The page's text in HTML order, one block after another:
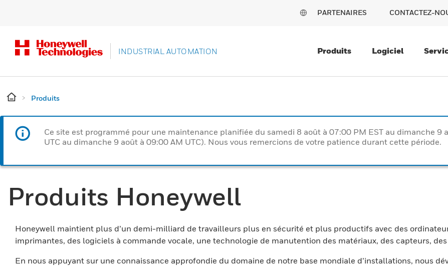
PARTENAIRES CONTACTEZ-
INDUSTRIAL AUTOMATION Produits Logiciel
Produits
Ce site est programmé pour une maintenance planifiée du samedi 8 août à 07:00 PM EST au dimanche 9
UTC au dimanche 9 août à 09:00 AM UTC). Nous vous remercions de votre patience durant cette période.
Produits Honeywell
Honeywell maintient plus d’un demi-milliard de travailleurs plus en sécurité et plus productifs avec des
imprimantes, des logiciels à commande vocale, une technologie de manutention des matériaux, des capteurs,
En nous appuyant sur une connaissance approfondie du domaine de notre base mondiale d’installations, nous